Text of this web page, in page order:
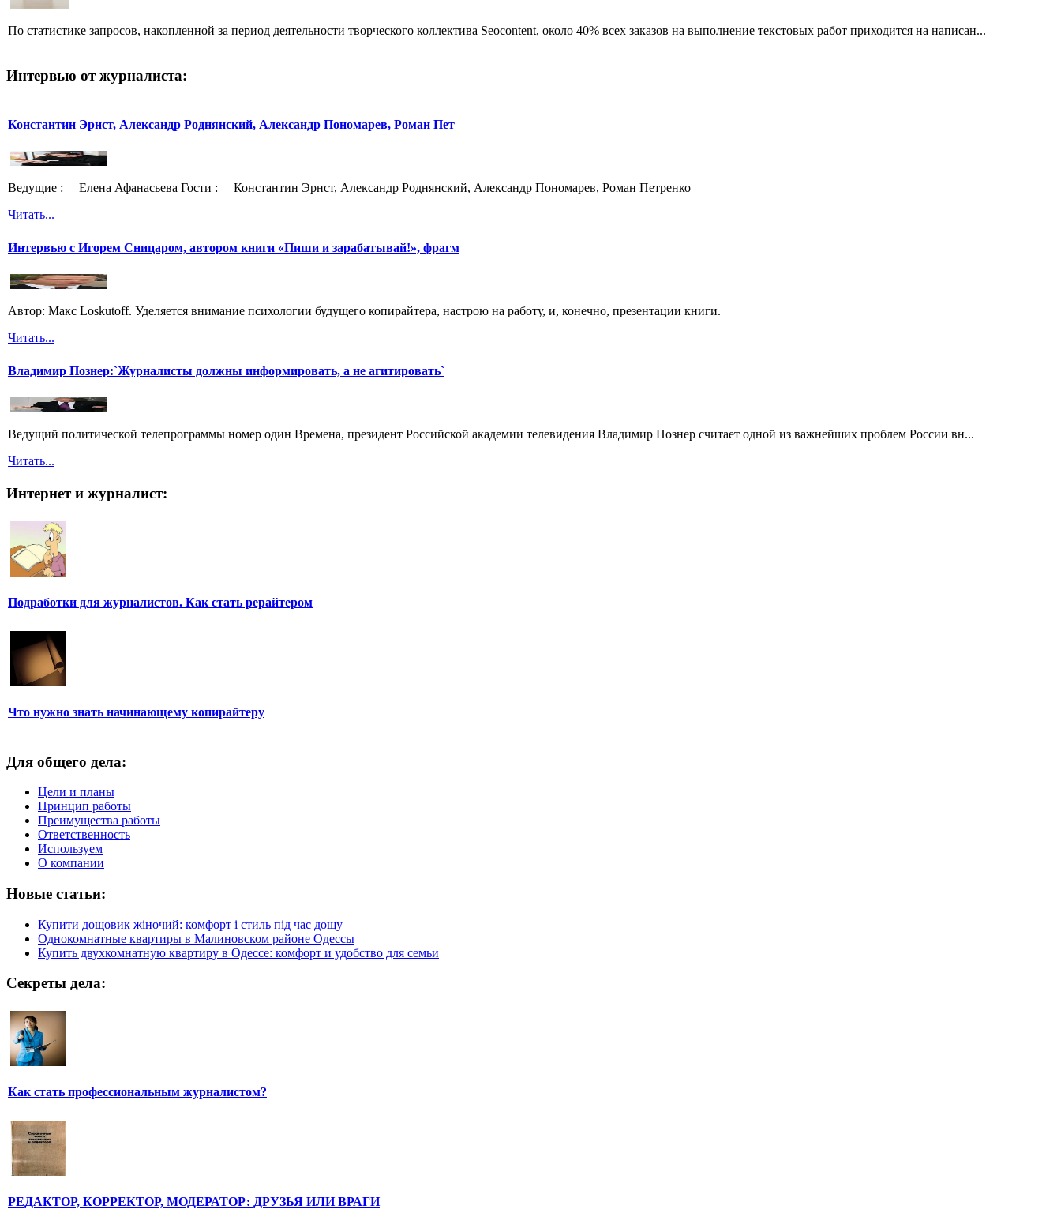
По статистике запросов, накопленной за период деятельности творческого коллектива Seocontent, около 40% всех заказов на выполнение текстовых работ приходится на написан...
Интервью от журналиста:
Константин Эрнст, Александр Роднянский, Александр Пономарев, Роман Пет
Ведущие : Елена Афанасьева Гости : Константин Эрнст, Александр Роднянский, Александр Пономарев, Роман Петренко
Читать...
Интервью с Игорем Сницаром, автором книги «Пиши и зарабатывай!», фрагм
Автор: Макс Loskutoff. Уделяется внимание психологии будущего копирайтера, настрою на работу, и, конечно, презентации книги.
Читать...
Владимир Познер:`Журналисты должны информировать, а не агитировать`
Ведущий политической телепрограммы номер один Времена, президент Российской академии телевидения Владимир Познер считает одной из важнейших проблем России вн...
Читать...
Интернет и журналист:
Подработки для журналистов. Как стать рерайтером
Что нужно знать начинающему копирайтеру
Для общего дела:
Цели и планы
Принцип работы
Преимущества работы
Ответственность
Используем
О компании
Новые статьи:
Купити дощовик жіночий: комфорт і стиль під час дощу
Однокомнатные квартиры в Малиновском районе Одессы
Купить двухкомнатную квартиру в Одессе: комфорт и удобство для семьи
Секреты дела:
Как стать профессиональным журналистом?
РЕДАКТОР, КОРРЕКТОР, МОДЕРАТОР: ДРУЗЬЯ ИЛИ ВРАГИ